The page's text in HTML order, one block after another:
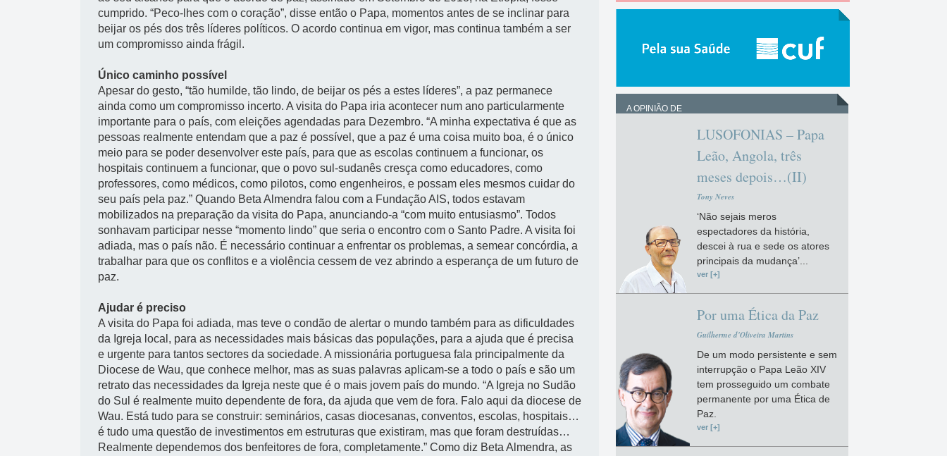
cumprido. “Peco-lhes com o coração”, disse então o Papa, momentos antes de se inclinar para
beijar os pés dos três líderes políticos. O acordo continua em vigor, mas continua também a ser
um compromisso ainda frágil.
Único caminho possível
Apesar do gesto, “tão humilde, tão lindo, de beijar os pés a estes líderes”, a paz permanece
ainda como um compromisso incerto. A visita do Papa iria acontecer num ano particularmente
importante para o país, com eleições agendadas para Dezembro. “A minha expectativa é que as
pessoas realmente entendam que a paz é possível, que a paz é uma coisa muito boa, é o único
meio para se poder desenvolver este país, para que as escolas continuem a funcionar, os
hospitais continuem a funcionar, que o povo sul-sudanês cresça como educadores, como
professores, como médicos, como pilotos, como engenheiros, e possam eles mesmos cuidar do
seu país pela paz.” Quando Beta Almendra falou com a Fundação AIS, todos estavam
mobilizados na preparação da visita do Papa, anunciando-a “com muito entusiasmo”. Todos
sonhavam participar nesse “momento lindo” que seria o encontro com o Santo Padre. A visita foi
adiada, mas o país não. É necessário continuar a enfrentar os problemas, a semear concórdia, a
trabalhar para que os conflitos e a violência cessem de vez abrindo a esperança de um futuro de
paz.
Ajudar é preciso
A visita do Papa foi adiada, mas teve o condão de alertar o mundo também para as dificuldades
da Igreja local, para as necessidades mais básicas das populações, para a ajuda que é precisa
e urgente para tantos sectores da sociedade. A missionária portuguesa fala principalmente da
Diocese de Wau, que conhece melhor, mas as suas palavras aplicam-se a todo o país e são um
retrato das necessidades da Igreja neste que é o mais jovem país do mundo. “A Igreja no Sudão
do Sul é realmente muito dependente de fora, da ajuda que vem de fora. Falo aqui da diocese de
Wau. Está tudo para se construir: seminários, casas diocesanas, conventos, escolas, hospitais…
é tudo uma questão de investimentos em estruturas que existiram, mas que foram destruídas…
Realmente dependemos dos benfeitores de fora, completamente.” Como diz Beta Almendra, as
A OPINIÃO DE
LUSOFONIAS – Papa
Leão, Angola, três
meses depois…(II)
Tony Neves
‘Não sejais meros
espectadores da história,
descei à rua e sede os atores
principais da mudança’...
ver [+]
Por uma Ética da Paz
Guilherme d'Oliveira Martins
De um modo persistente e sem
interrupção o Papa Leão XIV
tem prosseguido um combate
permanente por uma Ética de
Paz.
ver [+]